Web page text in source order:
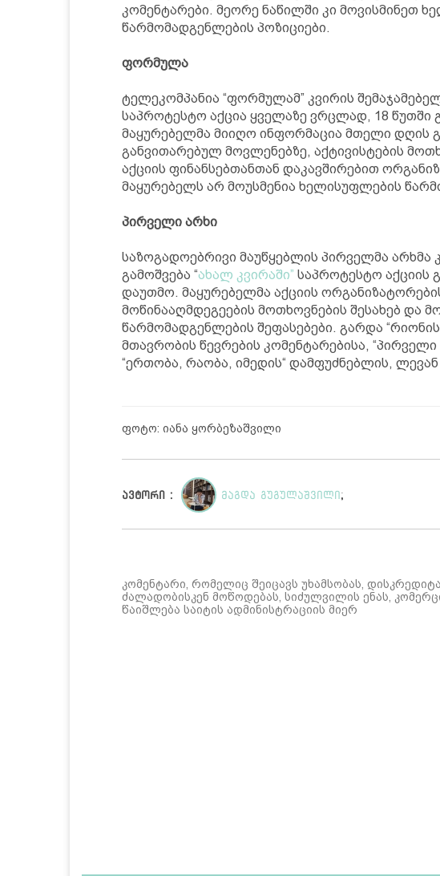
კომენტარები. მეორე ნაწილში კი მოვისმინეთ
წარმომადგენლების პოზიციები.
ფორმულა
ტელეკომპანია “ფორმულამ” კვირის
საპროტესტო აქცია ყველაზე ვრცლად, 18 წუთში
მაყურებელმა მიიღო ინფორმაცია მთელი დღის
განვითარებულ მოვლენებზე, აქტივისტების
აქციის ფინანსებთანთან დაკავშირებით
მაყურებელს არ მოუსმენია ხელისუფლების
პირველი არხი
საზოგადოებრივი მაუწყებლის პირველმა არხმა
გამოშვება “ახალ კვირაში” საპროტესტო აქციის
დაუთმო. მაყურებელმა აქციის
მოწინააღმდეგეების მოთხოვნების შესახებ და
წარმომადგენლების შეფასებები. გარდა
მთავრობის წევრების კომენტარებისა, “პირველი
“ერთობა, რაობა, იმედის“ დამფუძნებლის, ლევან
ფოტო: იანა ყორბეზაშვილი
ავტორი : მაგდა გუგულაშვილი ;
კომენტარი, რომელიც შეიცავს უხამსობას,
ძალადობისკენ მოწოდებას, სიძულვილის ენას,
წაიშლება საიტის ადმინისტრაციის მიერ